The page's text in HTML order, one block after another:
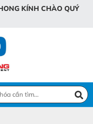
ONG KÍNH CHÀO QUÝ